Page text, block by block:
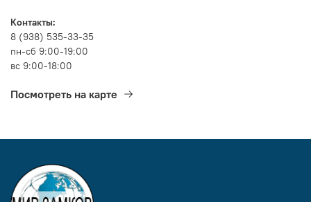
Контакты:
8 (938) 535-33-35
пн-сб 9:00-19:00
вс 9:00-18:00
Посмотреть на карте